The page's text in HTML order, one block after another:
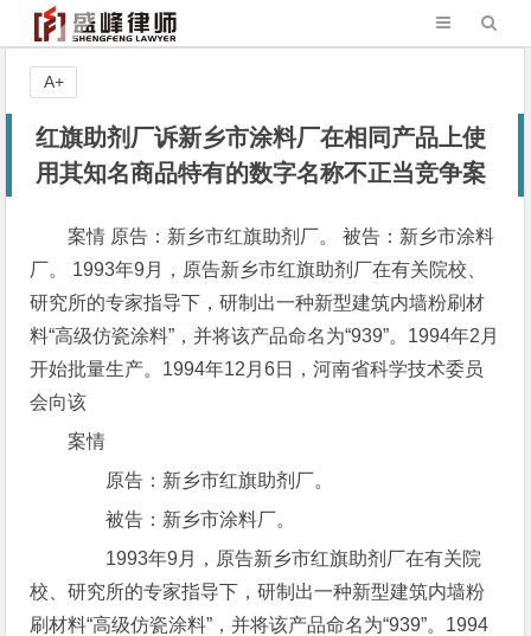
红旗助剂厂诉新乡市涂料厂在相同产品上使
用其知名商品特有的数字名称不正当竞争案
案情 原告：新乡市红旗助剂厂。 被告：新乡市涂料
厂。 1993年9月，原告新乡市红旗助剂厂在有关院校、
研究所的专家指导下，研制出一种新型建筑内墙粉刷材
料“高级仿瓷涂料”，并将该产品命名为“939”。1994年2月
开始批量生产。1994年12月6日，河南省科学技术委员
会向该
案情
原告：新乡市红旗助剂厂。
被告：新乡市涂料厂。
1993年9月，原告新乡市红旗助剂厂在有关院
校、研究所的专家指导下，研制出一种新型建筑内墙粉
刷材料“高级仿瓷涂料”，并将该产品命名为“939”。1994
A+